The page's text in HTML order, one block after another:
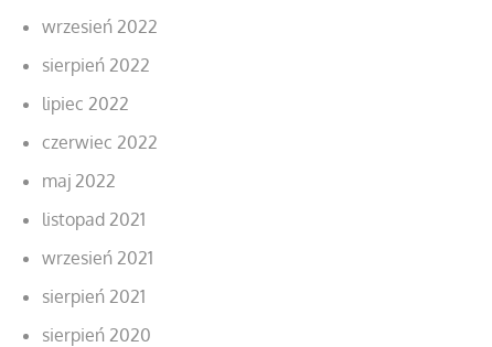
wrzesień 2022
sierpień 2022
lipiec 2022
czerwiec 2022
maj 2022
listopad 2021
wrzesień 2021
sierpień 2021
sierpień 2020